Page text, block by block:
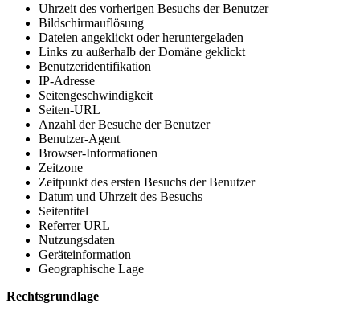
Uhrzeit des vorherigen Besuchs der Benutzer
Bildschirmauflösung
Dateien angeklickt oder heruntergeladen
Links zu außerhalb der Domäne geklickt
Benutzeridentifikation
IP-Adresse
Seitengeschwindigkeit
Seiten-URL
Anzahl der Besuche der Benutzer
Benutzer-Agent
Browser-Informationen
Zeitzone
Zeitpunkt des ersten Besuchs der Benutzer
Datum und Uhrzeit des Besuchs
Seitentitel
Referrer URL
Nutzungsdaten
Geräteinformation
Geographische Lage
Rechtsgrundlage